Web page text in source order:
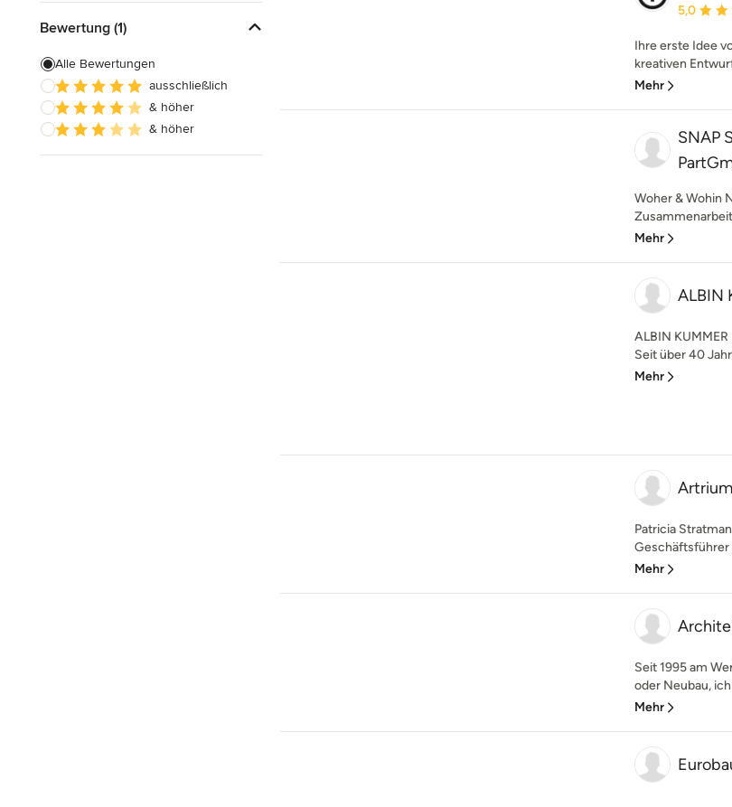
Garagenbau
Nachhaltiges Bauen
Hausanbau
Hauserweiterungen
Bewertung (1)
Alle Bewertungen
ausschließlich
& höher
& höher
5,0
Ihre erste Idee
kreativen
Mehr
SNAP
Woher & Wohin
Mehr
ALBIN
ALBIN
Seit über 40
Mehr
Patricia
Geschäftsführer
Mehr
Seit 1995 am
oder Neubau,
Mehr